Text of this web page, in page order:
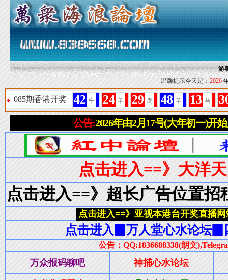
游
温馨提示今天是： 2026